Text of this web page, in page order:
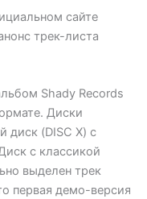
сайте
трек-листа
Shady Records
Диски
диск (DISC X) с
с классикой
выделен трек
первая демо-версия